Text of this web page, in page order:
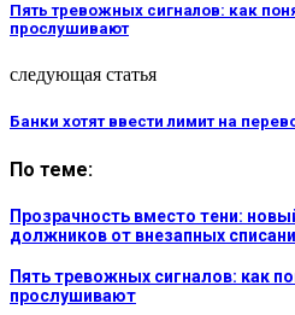
Пять тревожных сигналов: как
прослушивают
следующая статья
Банки хотят ввести лимит на
По теме:
Прозрачность вместо тени:
должников от внезапных
Пять тревожных сигналов: как
прослушивают